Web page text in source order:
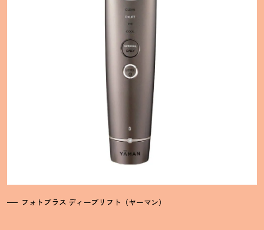
フォトプラス ディープリフト（ヤーマン）